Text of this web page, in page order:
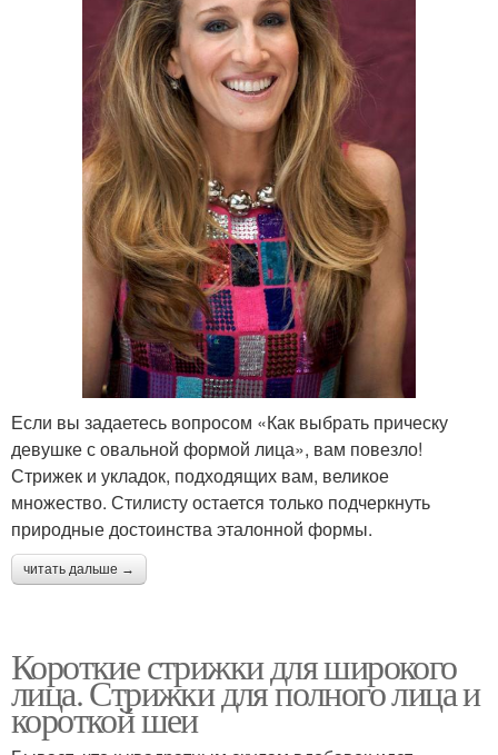
Если вы задаетесь вопросом «Как выбрать прическу
девушке с овальной формой лица», вам повезло!
Стрижек и укладок, подходящих вам, великое
множество. Стилисту остается только подчеркнуть
природные достоинства эталонной формы.
читать дальше →
Короткие стрижки для широкого
лица. Стрижки для полного лица и
короткой шеи